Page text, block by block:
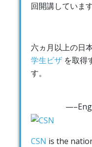
回開講しています
六ヵ月以上の日
学生ビザ を取得
す。
CSN is the